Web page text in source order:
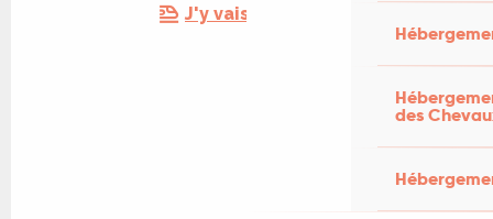
des
J'y vais en train !